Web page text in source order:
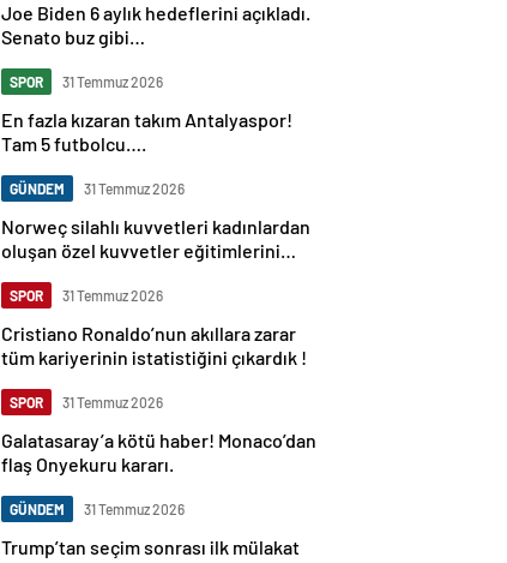
Joe Biden 6 aylık hedeflerini açıkladı.
Senato buz gibi…
SPOR 31 Temmuz 2026
En fazla kızaran takım Antalyaspor!
Tam 5 futbolcu….
GÜNDEM 31 Temmuz 2026
Norweç silahlı kuvvetleri kadınlardan
oluşan özel kuvvetler eğitimlerini
SPOR 31 Temmuz 2026
Cristiano Ronaldo’nun akıllara zarar
tüm kariyerinin istatistiğini çıkardık !
SPOR 31 Temmuz 2026
Galatasaray’a kötü haber! Monaco’dan
flaş Onyekuru kararı.
GÜNDEM 31 Temmuz 2026
Trump’tan seçim sonrası ilk mülakat